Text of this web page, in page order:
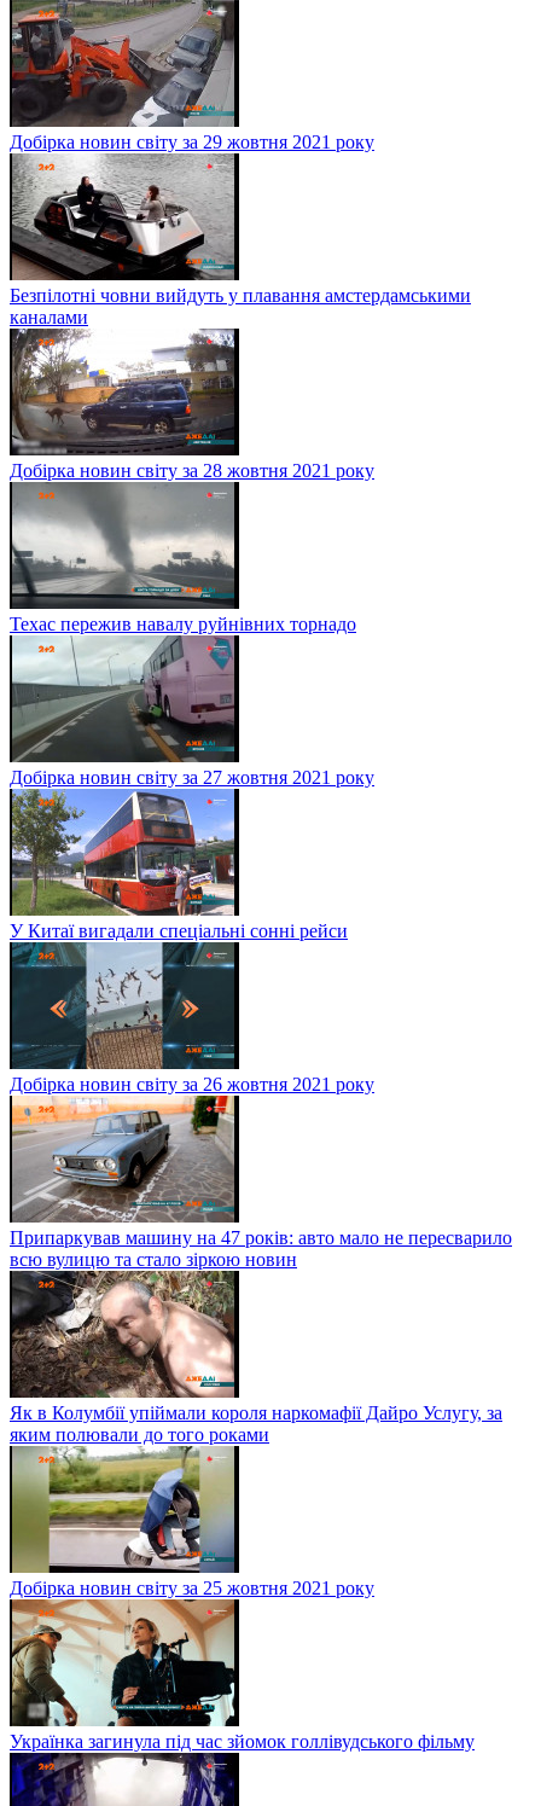
Добірка новин світу за 29 жовтня 2021 року
Безпілотні човни вийдуть у плавання амстердамськими
каналами
Добірка новин світу за 28 жовтня 2021 року
Техас пережив навалу руйнівних торнадо
Добірка новин світу за 27 жовтня 2021 року
У Китаї вигадали спеціальні сонні рейси
Добірка новин світу за 26 жовтня 2021 року
Припаркував машину на 47 років: авто мало не пересварило
всю вулицю та стало зіркою новин
Як в Колумбії упіймали короля наркомафії Дайро Услугу, за
яким полювали до того роками
Добірка новин світу за 25 жовтня 2021 року
Українка загинула під час зйомок голлівудського фільму